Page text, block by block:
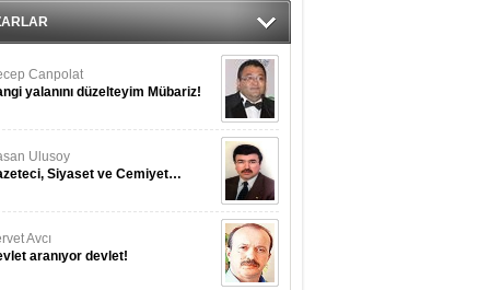
Canpolat
yalanını düzelteyim Mübariz!
Ulusoy
Siyaset ve Cemiyet…
Avcı
aranıyor devlet!